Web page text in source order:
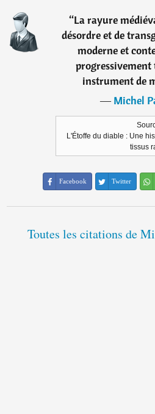
“La rayure
désordre et de
moderne et
instrument de
―Michel
L'Étoffe du diable : Une
tissus
Facebook Twitter
Toutes les citations de